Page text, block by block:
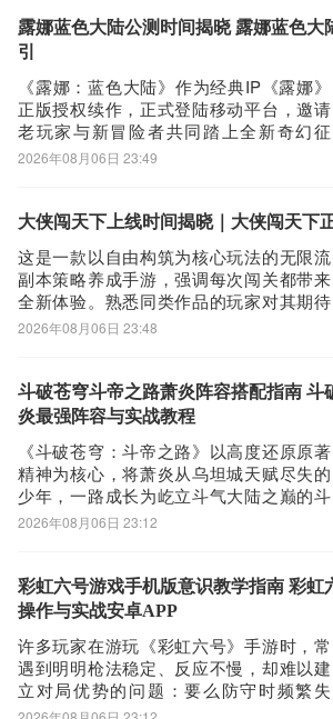
均配备精致立绘、动态特效及标志性大翅
膀，随着主线推进，还能解锁多套主题服
露娜蓝色大陆公测时间揭晓 露娜蓝色大
引
《露娜：蓝色大陆》作为经典IP《露娜》
正版授权续作，正式登陆移动平台，邀请
老玩家与新冒险者共同踏上全新奇幻征
程。Q版萌系美术风格、明亮治愈的场景设
方已确认将于近期开启，敬请期待。【露
载》》》》》#露娜
2026年08月06日 23:49
大侠闯天下上线时间揭晓｜大侠闯天下
这是一款以自由构筑为核心玩法的无限流
副本策略养成手游，强调每次闯关都带来
全新体验。熟悉同类作品的玩家对其期待
已久。官方已正式公布，《大侠闯天下》
开服提醒与预下载资格。【大侠闯天下】
最新版预约/下载》》》》》#大侠闯天
2026年08月06日 23:48
斗破苍穹斗帝之路萧炎阵容搭配指南 斗
炎最强阵容与实战教程
《斗破苍穹：斗帝之路》以高度还原原著
精神为核心，将萧炎从乌坦城天赋尽失的
少年，一路成长为屹立斗气大陆之巅的斗
帝全过程完整呈现。游戏主线严格遵循小
跳跃、无删减。三年之约的孤傲赴约、云
岚宗山门前的惊天一战、药老被囚魂殿后
2026年08月06日 23:12
彩虹六号游戏手机版意识教学指南 彩虹
操作与实战安卓APP
许多玩家在游玩《彩虹六号》手游时，常
遇到明明枪法稳定、反应不慢，却难以建
立对局优势的问题：要么防守时频繁失
点，要么进攻时节奏混乱、推进受阻。其